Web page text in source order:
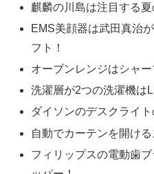
麒麟の川島は注目する夏
EMS美顔器は武田真治
フト！
オーブンレンジはシャ
洗濯層が2つの洗濯機は
ダイソンのデスクライト
自動でカーテンを開け
フィリップスの電動歯